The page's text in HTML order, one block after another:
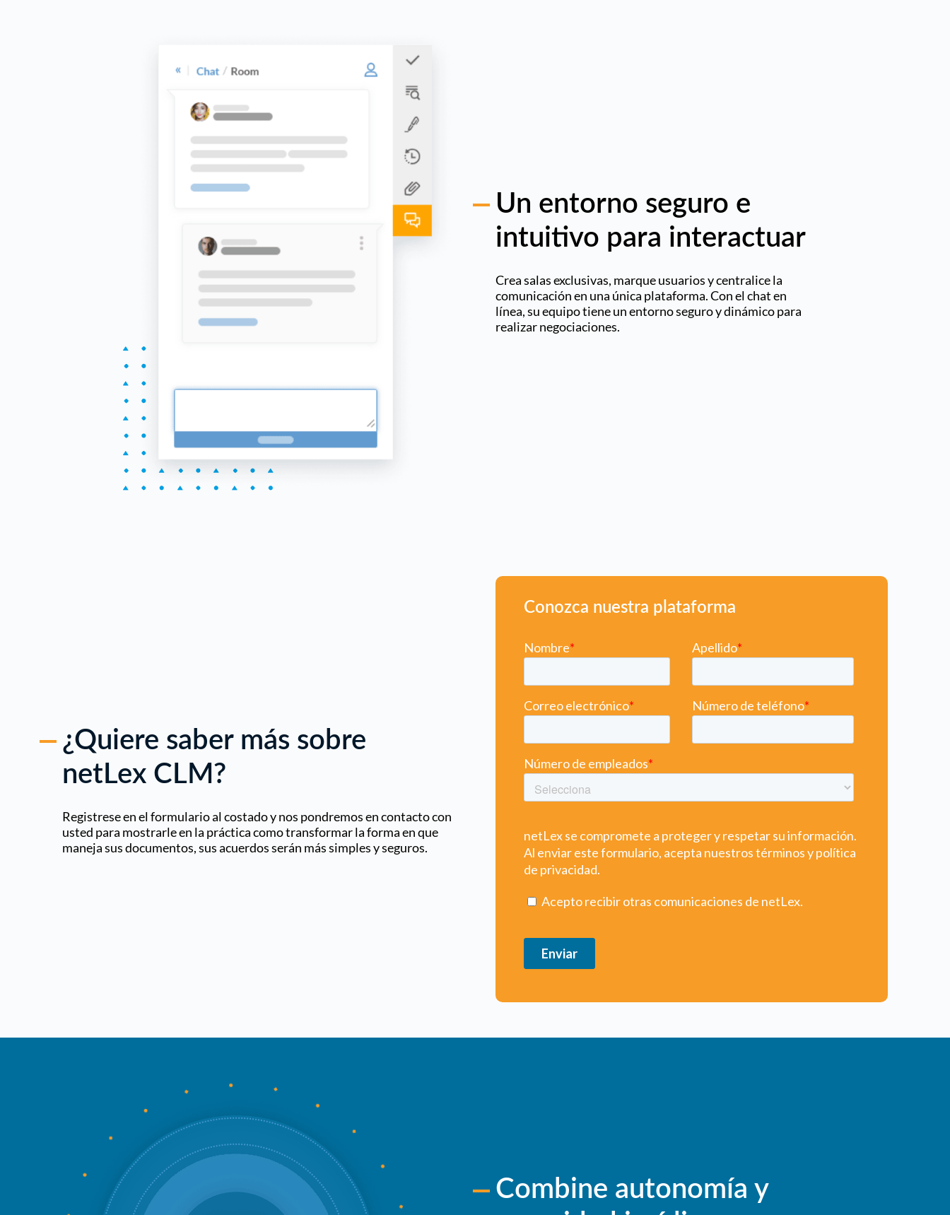
Un entorno seguro e
intuitivo para interactuar
Crea salas exclusivas, marque usuarios y centralice la
comunicación en una única plataforma. Con el chat en
línea, su equipo tiene un entorno seguro y dinámico para
realizar negociaciones.
¿Quiere saber más sobre
netLex CLM?
Registrese en el formulario al costado y nos pondremos en contacto con
usted para mostrarle en la práctica como transformar la forma en que
maneja sus documentos, sus acuerdos serán más simples y seguros.
Conozca nuestra plataforma
Combine autonomía y